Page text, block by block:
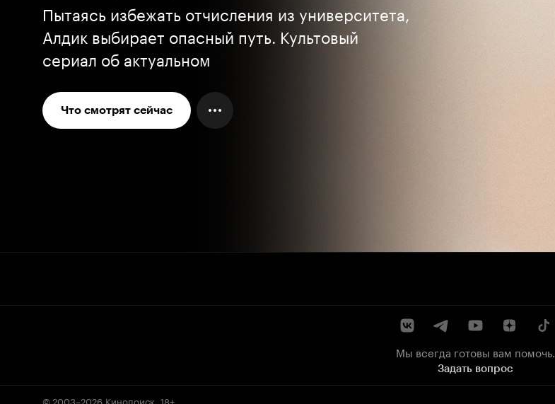
Пытаясь избежать отчисления из университета,
Алдик выбирает опасный путь. Культовый
сериал об актуальном
Что смотрят сейчас
Мы всегда готовы вам помочь.
Задать вопрос
© 2003–2026 Кинопоиск 18+